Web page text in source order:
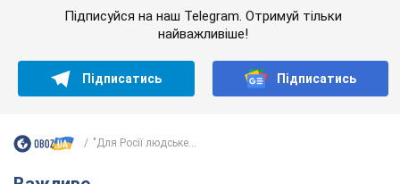
Підписуйся на наш Telegram. Отримуй тільки
найважливіше!
Підписатись Підписатись
"Для Росії людське...